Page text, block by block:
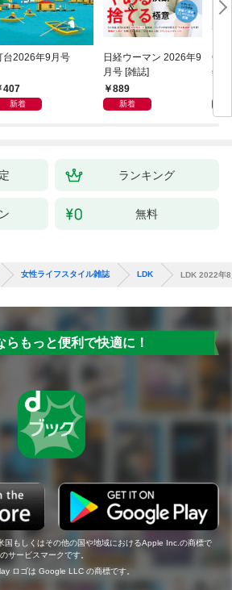
台2026年9月号
407
新着
日経ウーマン 2026年9
月号 [雑誌]
889
新着
年9
ランキング
無料
女性ライフスタイル雑誌 LDK LDK 2022年8
らもっと便利で快適に！
もしくはその他の国や地域におけるApple Inc.の商標で
サービスマークです。
ロゴは Google LLC の商標です。